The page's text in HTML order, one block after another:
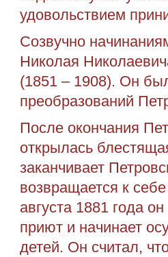
удовольствием
Созвучно
Николая
(1851 – 1908). Он
преобразований
После окончания
открылась
заканчивает
возвращается к
августа 1881 года
приют и начинает
детей. Он считал,